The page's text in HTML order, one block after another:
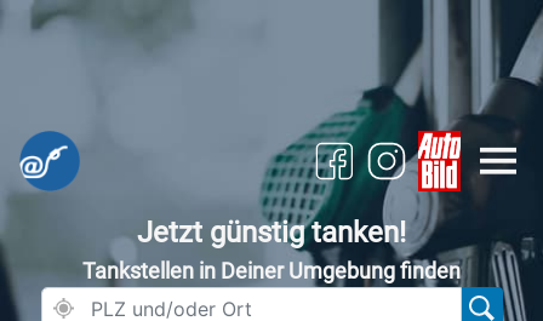
Jetzt günstig tanken!
Tankstellen in Deiner Umgebung finden